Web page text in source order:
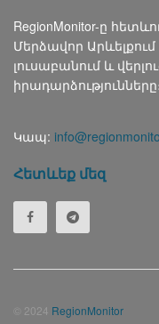
RegionMonitor-ը
Մերձավոր
լուսաբանում և
իրադարձությունները։
Կապ:
Հետևեք մեզ
© 2024 RegionMonitor